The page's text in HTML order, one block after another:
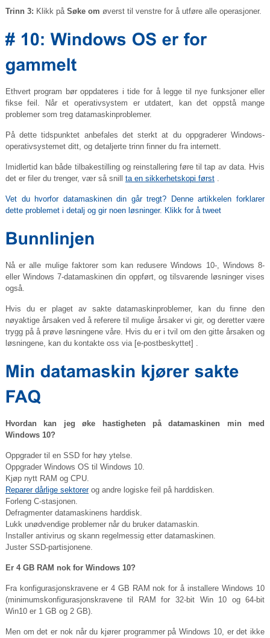
Trinn 3: Klikk på Søke om øverst til venstre for å utføre alle operasjoner.
Ethvert program bør oppdateres i tide for å legge til nye funksjoner eller
fikse feil. Når et operativsystem er utdatert, kan det oppstå mange
problemer som treg datamaskinproblemer.
På dette tidspunktet anbefales det sterkt at du oppgraderer Windows-
operativsystemet ditt, og detaljerte trinn finner du fra internett.
Imidlertid kan både tilbakestilling og reinstallering føre til tap av data. Hvis
det er filer du trenger, vær så snill ta en sikkerhetskopi først.
Vet du hvorfor datamaskinen din går tregt? Denne artikkelen forklarer
dette problemet i detalj og gir noen løsninger. Klikk for å tweet
Nå er alle mulige faktorer som kan redusere Windows 10-, Windows 8-
eller Windows 7-datamaskinen din oppført, og tilsvarende løsninger vises
også.
Hvis du er plaget av sakte datamaskinproblemer, kan du finne den
nøyaktige årsaken ved å referere til mulige årsaker vi gir, og deretter være
trygg på å prøve løsningene våre. Hvis du er i tvil om den gitte årsaken og
løsningene, kan du kontakte oss via [e-postbeskyttet] .
Hvordan kan jeg øke hastigheten på datamaskinen min med
Windows 10?
Oppgrader til en SSD for høy ytelse.
Oppgrader Windows OS til Windows 10.
Kjøp nytt RAM og CPU.
Reparer dårlige sektorerog andre logiske feil på harddisken.
Forleng C-stasjonen.
Defragmenter datamaskinens harddisk.
Lukk unødvendige problemer når du bruker datamaskin.
Installer antivirus og skann regelmessig etter datamaskinen.
Juster SSD-partisjonene.
Er 4 GB RAM nok for Windows 10?
Fra konfigurasjonskravene er 4 GB RAM nok for å installere Windows 10
(minimumskonfigurasjonskravene til RAM for 32-bit Win 10 og 64-bit
Win10 er 1 GB og 2 GB).
Men om det er nok når du kjører programmer på Windows 10, er det ikke